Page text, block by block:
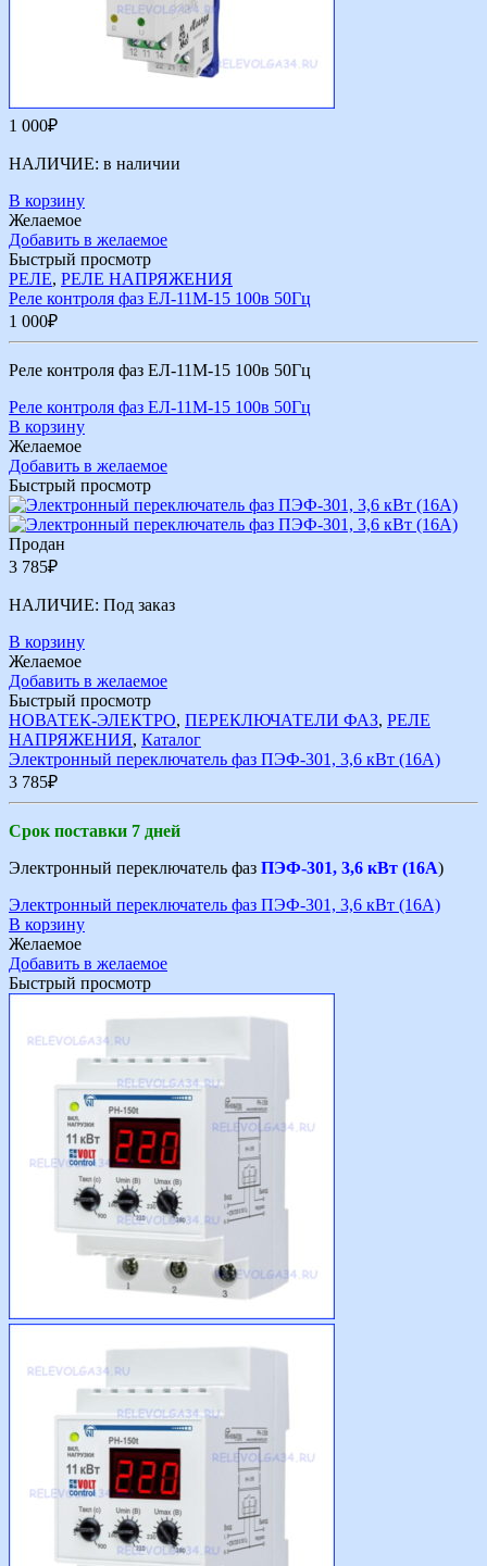
1 000₽
НАЛИЧИЕ: в наличии
В корзину
Желаемое
Добавить в желаемое
Быстрый просмотр
РЕЛЕ, РЕЛЕ НАПРЯЖЕНИЯ
Реле контроля фаз ЕЛ-11М-15 100в 50Гц
1 000₽
Реле контроля фаз ЕЛ-11М-15 100в 50Гц
Реле контроля фаз ЕЛ-11М-15 100в 50Гц
В корзину
Желаемое
Добавить в желаемое
Быстрый просмотр
Продан
3 785₽
НАЛИЧИЕ: Под заказ
В корзину
Желаемое
Добавить в желаемое
Быстрый просмотр
НОВАТЕК-ЭЛЕКТРО, ПЕРЕКЛЮЧАТЕЛИ ФАЗ, РЕЛЕ
НАПРЯЖЕНИЯ, Каталог
Электронный переключатель фаз ПЭФ-301, 3,6 кВт (16А)
3 785₽
Срок поставки 7 дней
Электронный переключатель фаз ПЭФ-301, 3,6 кВт (16А)
Электронный переключатель фаз ПЭФ-301, 3,6 кВт (16А)
В корзину
Желаемое
Добавить в желаемое
Быстрый просмотр